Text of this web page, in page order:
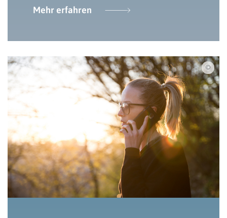
Mehr erfahren